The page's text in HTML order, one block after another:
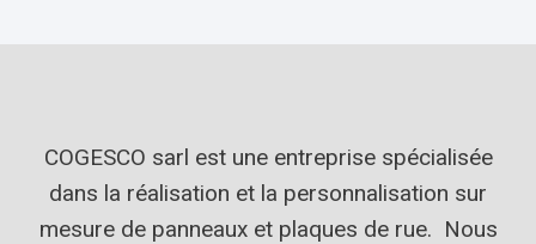
COGESCO sarl est une entreprise spécialisée
dans la réalisation et la personnalisation sur
mesure de panneaux et plaques de rue. Nous